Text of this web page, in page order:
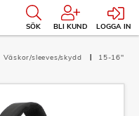
SÖK BLI KUND LOGGA IN
Väskor/sleeves/skydd 15-16"